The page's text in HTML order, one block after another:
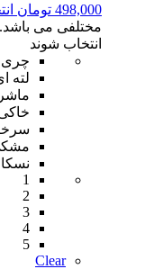
498,000 تومان
مختلفی می
انتخاب شوند
چری
لته
1
2
3
4
5
Clear